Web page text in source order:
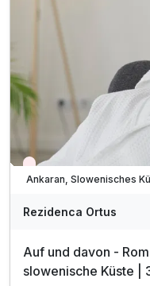
inkl. Entspannung auf
inkl. Parkplatz & W-
* Zuschlag für Kinder
* am Sonntag hat das
Wieder frei ab
Rezidenca Ortus
Auf und davon -
slowenische Küste |